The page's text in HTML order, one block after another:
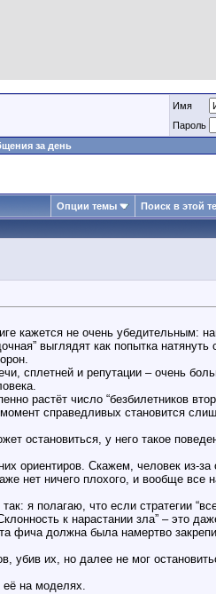
Имя
Пароль
за день
Опции темы Поиск в этой
кажется не очень убедительным:
выглядят как попытка натянуть
сплетней и репутации – очень
растёт число “безбилетников
справедливых становится
остановиться, у него такое
ориентиров. Скажем, человек из-за
нет ничего плохого, и вообще
я полагаю, что если стратегии
к нарастании зла” – это
фича должна была намертво
убив их, но далее не мог
её на моделях.